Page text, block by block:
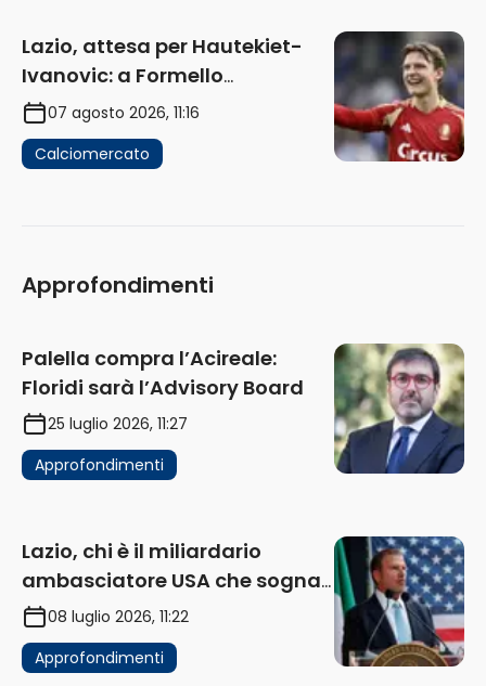
Lazio, attesa per Hautekiet-
Ivanovic: a Formello
attendono risposte
07 agosto 2026, 11:16
Calciomercato
Approfondimenti
Palella compra l’Acireale:
Floridi sarà l’Advisory Board
25 luglio 2026, 11:27
Approfondimenti
Lazio, chi è il miliardario
ambasciatore USA che sogna
di acquistare un club in Italia
08 luglio 2026, 11:22
Approfondimenti